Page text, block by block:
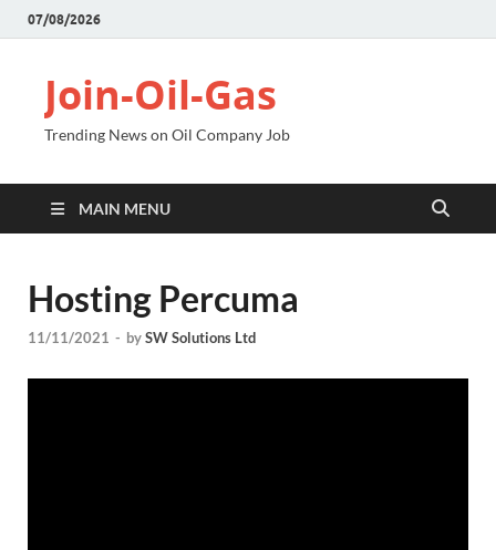
07/08/2026
Join-Oil-Gas
Trending News on Oil Company Job
MAIN MENU
Hosting Percuma
11/11/2021 - bySW Solutions Ltd